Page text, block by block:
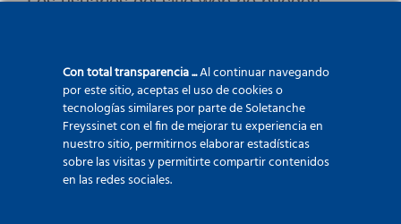
consentimiento expreso previo y por escrito
de TEC System . Cualquier uso, total o
parcial, de estos documentos que
contravenga las obligaciones antes
mencionadas podrá dar lugar a acciones
Con total transparencia ...Al continuar navegando
por este sitio, aceptas el uso de cookies o
tecnologías similares por parte de Soletanche
Freyssinet con el fin de mejorar tu experiencia en
nuestro sitio, permitirnos elaborar estadísticas
sobre las visitas y permitirte compartir contenidos
en las redes sociales.